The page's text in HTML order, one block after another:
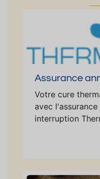
Assurance
Votre cure
avec
interruption